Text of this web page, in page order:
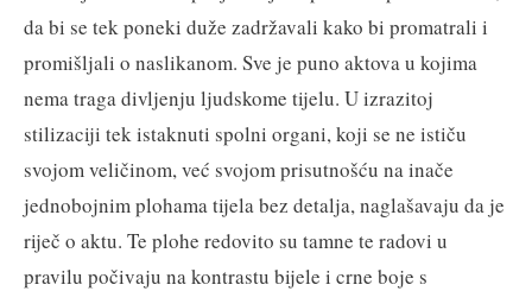
da bi se tek poneki duže zadržavali kako bi promatrali i
promišljali o naslikanom. Sve je puno aktova u kojima
nema traga divljenju ljudskome tijelu. U izrazitoj
stilizaciji tek istaknuti spolni organi, koji se ne ističu
svojom veličinom, već svojom prisutnošću na inače
jednobojnim plohama tijela bez detalja, naglašavaju da je
riječ o aktu. Te plohe redovito su tamne te radovi u
pravilu počivaju na kontrastu bijele i crne boje s